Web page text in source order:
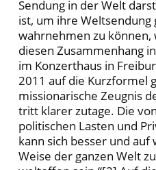
Sendung in der Welt
ist, um ihre Weltsendung
wahrnehmen zu können,
diesen Zusammenhang
im Konzerthaus in
2011 auf die Kurzformel
missionarische Zeugnis
tritt klarer zutage. Die
politischen Lasten und
kann sich besser und
Weise der ganzen Welt